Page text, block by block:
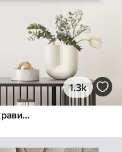
1.3k
Пишна сільська місцевість із яскравим лугом диких квітів, наповненим різнокольоровими квітами під хмарним небом